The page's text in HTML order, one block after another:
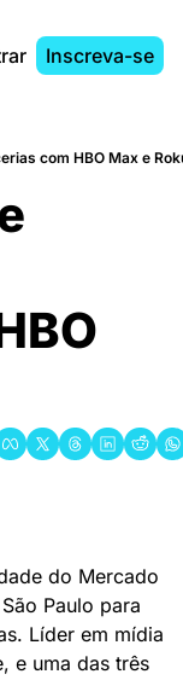
Inscreva-se
com HBO Max e
do Mercado
Paulo para
Líder em mídia
e uma das três